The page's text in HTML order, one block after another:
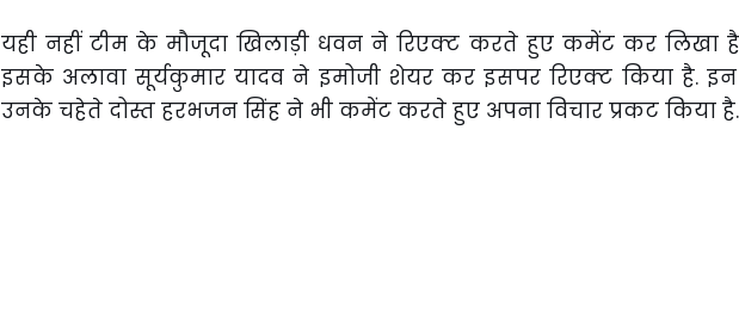
यही नहीं टीम के मौजूदा खिलाड़ी धवन ने रिएक्ट करते हुए कमेंट कर लिखा है,
इसके अलावा सूर्यकुमार यादव ने इमोजी शेयर कर इसपर रिएक्ट किया है. इन
उनके चहेते दोस्त हरभजन सिंह ने भी कमेंट करते हुए अपना विचार प्रकट किया है.